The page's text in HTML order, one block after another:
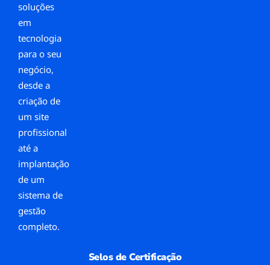
soluções
em
tecnologia
para o seu
negócio,
desde a
criação de
um site
profissional
até a
implantação
de um
sistema de
gestão
completo.
Selos de Certificação